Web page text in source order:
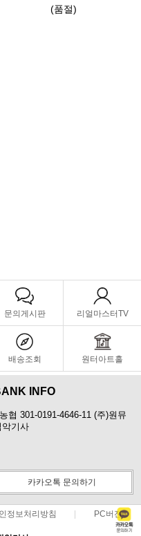
(품절)
문의게시판 리얼마스터TV
배송조회 원터아트홀
INFO
협 301-0191-4646-11 (주)원뮤
악기사
카카오톡 문의하기
정보처리방침 PC버전